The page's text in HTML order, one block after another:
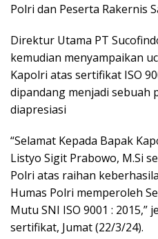
Polri dan Peserta Rakernis
Direktur Utama PT
kemudian menyampaikan
Kapolri atas sertifikat ISO
dipandang menjadi sebuah
diapresiasi
“Selamat Kepada Bapak
Listyo Sigit Prabowo, M.Si
Polri atas raihan
Humas Polri memperoleh
Mutu SNI ISO 9001 : 2015,”
sertifikat, Jumat (22/3/24).